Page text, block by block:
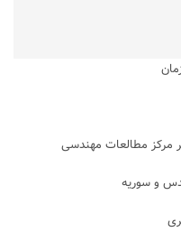
مرکز مطالعات مهندسی
و سوریه